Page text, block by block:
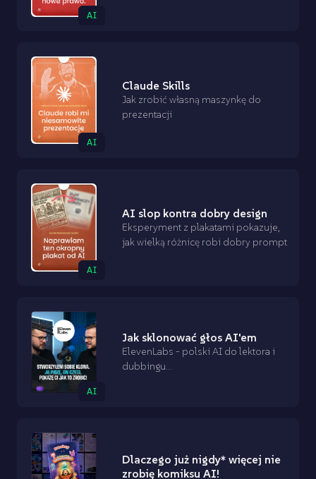
AI
AI
Claude Skills
Jak zrobić własną maszynkę do
prezentacji
AI
AI slop kontra dobry design
Eksperyment z plakatami pokazuje,
jak wielką różnicę robi dobry prompt
AI
Jak sklonować głos AI'em
ElevenLabs - polski AI do lektora i
dubbingu...
Dlaczego już nigdy* więcej nie
zrobię komiksu AI!